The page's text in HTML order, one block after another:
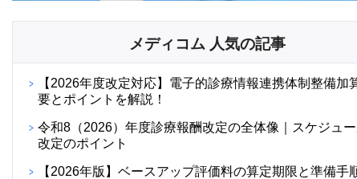
メディコム 人気の記事
【2026年度改定対応】電子的診療情報連携体制整備加
要とポイントを解説！
令和8（2026）年度診療報酬改定の全体像｜スケジュー
改定のポイント
【2026年版】ベースアップ評価料の算定期限と準備手